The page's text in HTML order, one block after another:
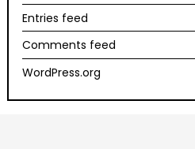
Entries feed
Comments feed
WordPress.org